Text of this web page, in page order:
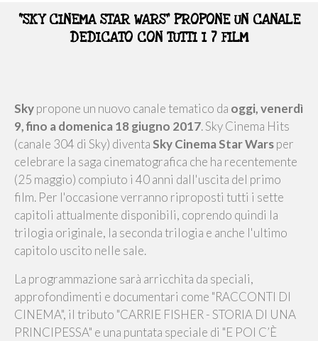
“SKY CINEMA STAR WARS” PROPONE UN CANALE
DEDICATO CON TUTTI I 7 FILM
Skypropone un nuovo canale tematico da oggi, venerdì
9, fino a domenica 18 giugno 2017. Sky Cinema Hits
(canale 304 di Sky) diventaSky Cinema Star Warsper
celebrare la saga cinematografica che ha recentemente
(25 maggio) compiuto i 40 anni dall'uscita del primo
film. Per l'occasione verranno riproposti tutti i sette
capitoli attualmente disponibili, coprendo quindi la
trilogia originale, la seconda trilogia e anche l'ultimo
capitolo uscito nelle sale.
La programmazione sarà arricchita da speciali,
approfondimenti e documentari come "RACCONTI DI
CINEMA", il tributo "CARRIE FISHER - STORIA DI UNA
PRINCIPESSA" e una puntata speciale di "E POI C’È